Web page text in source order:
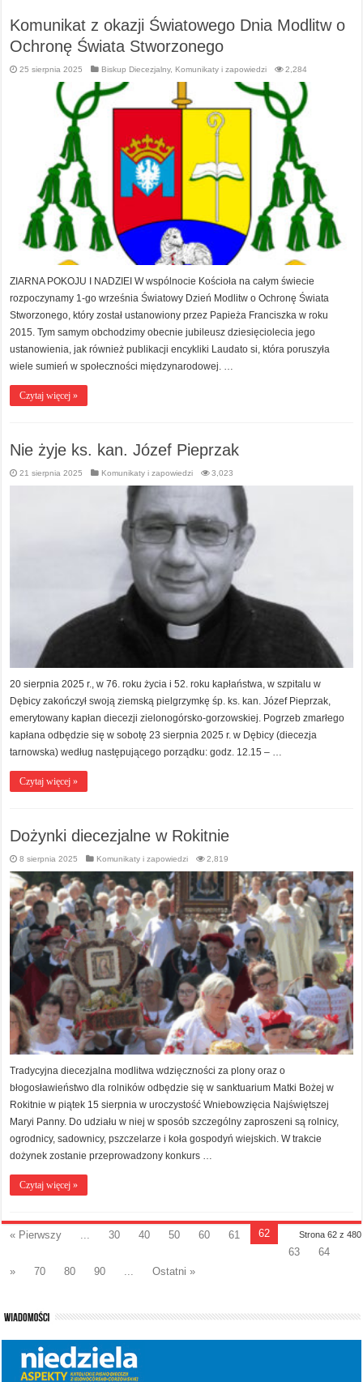
Komunikat z okazji Światowego Dnia Modlitw o
Ochronę Świata Stworzonego
25 sierpnia 2025 Biskup Diecezjalny, Komunikaty i zapowiedzi 2,284
ZIARNA POKOJU I NADZIEI W wspólnocie Kościoła na całym świecie
rozpoczynamy 1-go września Światowy Dzień Modlitw o Ochronę Świata
Stworzonego, który został ustanowiony przez Papieża Franciszka w roku
2015. Tym samym obchodzimy obecnie jubileusz dziesięciolecia jego
ustanowienia, jak również publikacji encykliki Laudato si, która poruszyła
wiele sumień w społeczności międzynarodowej. …
Czytaj więcej »
Nie żyje ks. kan. Józef Pieprzak
21 sierpnia 2025 Komunikaty i zapowiedzi 3,023
20 sierpnia 2025 r., w 76. roku życia i 52. roku kapłaństwa, w szpitalu w
Dębicy zakończył swoją ziemską pielgrzymkę śp. ks. kan. Józef Pieprzak,
emerytowany kapłan diecezji zielonogórsko-gorzowskiej. Pogrzeb zmarłego
kapłana odbędzie się w sobotę 23 sierpnia 2025 r. w Dębicy (diecezja
tarnowska) według następującego porządku: godz. 12.15 – …
Czytaj więcej »
Dożynki diecezjalne w Rokitnie
8 sierpnia 2025 Komunikaty i zapowiedzi 2,819
Tradycyjna diecezjalna modlitwa wdzięczności za plony oraz o
błogosławieństwo dla rolników odbędzie się w sanktuarium Matki Bożej w
Rokitnie w piątek 15 sierpnia w uroczystość Wniebowzięcia Najświętszej
Maryi Panny. Do udziału w niej w sposób szczególny zaproszeni są rolnicy,
ogrodnicy, sadownicy, pszczelarze i koła gospodyń wiejskich. W trakcie
dożynek zostanie przeprowadzony konkurs …
Czytaj więcej »
Strona 62 z 480
« Pierwszy 30 40 50 60 61
62
63
64
»
70 80 90 Ostatni »